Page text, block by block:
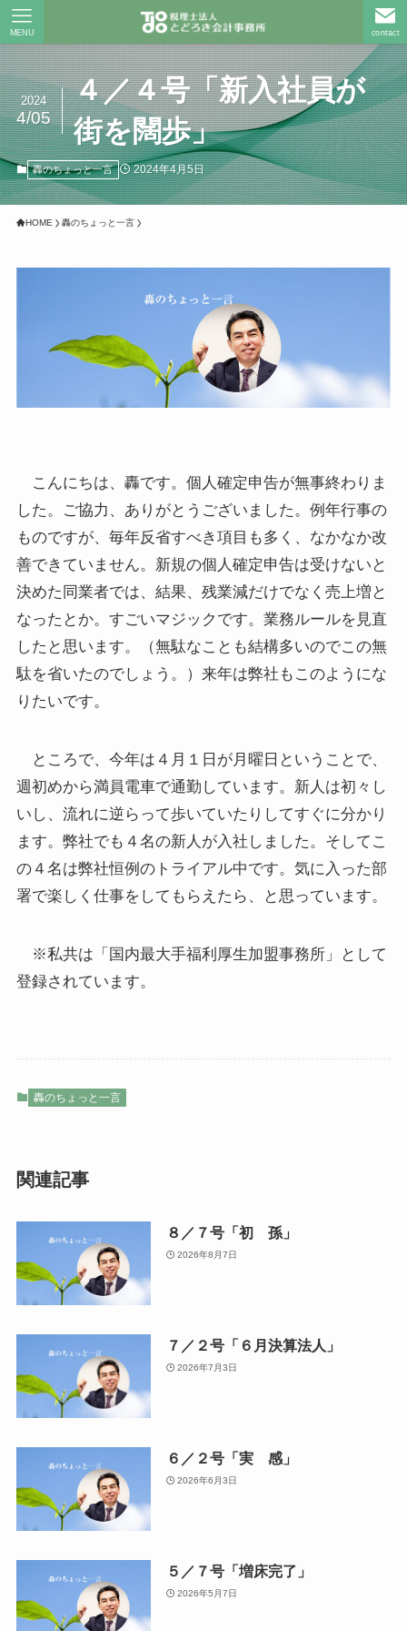
contact
MENU
４／４号「新入社員が
街を闊歩」
2024
4/05
轟のちょっと一言 2024年4月5日
HOME 轟のちょっと一言
こんにちは、轟です。個人確定申告が無事終わりま
した。ご協力、ありがとうございました。例年行事の
ものですが、毎年反省すべき項目も多く、なかなか改
善できていません。新規の個人確定申告は受けないと
決めた同業者では、結果、残業減だけでなく売上増と
なったとか。すごいマジックです。業務ルールを見直
したと思います。（無駄なことも結構多いのでこの無
駄を省いたのでしょう。）来年は弊社もこのようにな
りたいです。
ところで、今年は４月１日が月曜日ということで、
週初めから満員電車で通勤しています。新人は初々し
いし、流れに逆らって歩いていたりしてすぐに分かり
ます。弊社でも４名の新人が入社しました。そしてこ
の４名は弊社恒例のトライアル中です。気に入った部
署で楽しく仕事をしてもらえたら、と思っています。
※私共は「国内最大手福利厚生加盟事務所」として
登録されています。
轟のちょっと一言
関連記事
８／７号「初 孫」
2026年8月7日
７／２号「６月決算法人」
2026年7月3日
６／２号「実 感」
2026年6月3日
５／７号「増床完了」
2026年5月7日